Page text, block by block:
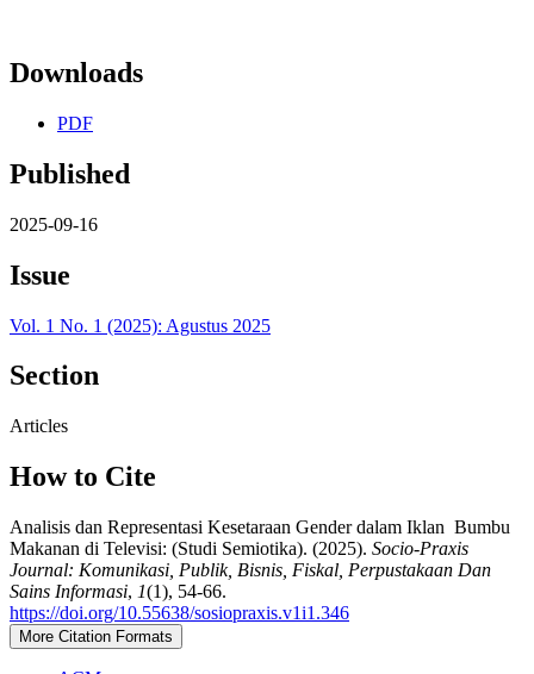
Downloads
PDF
Published
2025-09-16
Issue
Vol. 1 No. 1 (2025): Agustus 2025
Section
Articles
How to Cite
Analisis dan Representasi Kesetaraan Gender dalam Iklan Bumbu
Makanan di Televisi: (Studi Semiotika). (2025). Socio-Praxis
Journal: Komunikasi, Publik, Bisnis, Fiskal, Perpustakaan Dan
Sains Informasi, 1(1), 54-66.
https://doi.org/10.55638/sosiopraxis.v1i1.346
More Citation Formats